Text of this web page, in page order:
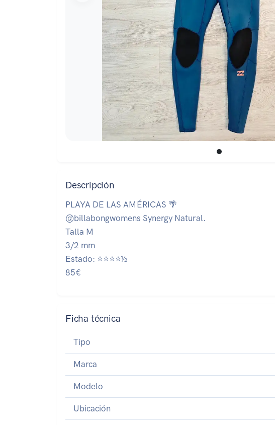
Descripción
PLAYA DE LAS AMÉRICAS 🌴
@billabongwomens Synergy Natural.
Talla M
3/2 mm
Estado: ⭐⭐⭐⭐½
85€
Ficha técnica
Tipo
Marca
Modelo
Ubicación